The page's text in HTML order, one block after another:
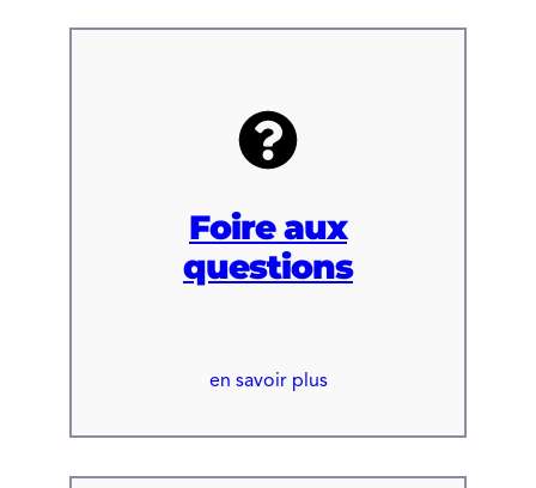
Foire aux
questions
en savoir plus